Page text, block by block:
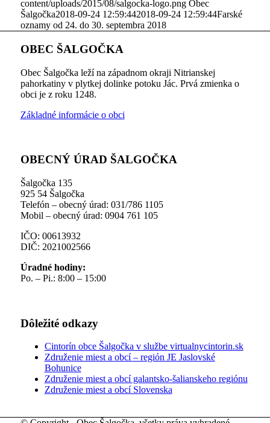
content/uploads/2015/08/salgocka-logo.png Obec
Šalgočka2018-09-24 12:59:442018-09-24 12:59:44Farské
oznamy od 24. do 30. septembra 2018
OBEC ŠALGOČKA
Obec Šalgočka leží na západnom okraji Nitrianskej
pahorkatiny v plytkej dolinke potoku Jác. Prvá zmienka o
obci je z roku 1248.
Základné informácie o obci
OBECNÝ ÚRAD ŠALGOČKA
Šalgočka 135
925 54 Šalgočka
Telefón – obecný úrad: 031/786 1105
Mobil – obecný úrad: 0904 761 105
IČO: 00613932
DIČ: 2021002566
Úradné hodiny:
Po. – Pi.: 8:00 – 15:00
Dôležité odkazy
Cintorín obce Šalgočka v službe virtualnycintorin.sk
Združenie miest a obcí – región JE Jaslovské
Bohunice
Združenie miest a obcí galantsko-šalianskeho regiónu
Združenie miest a obcí Slovenska